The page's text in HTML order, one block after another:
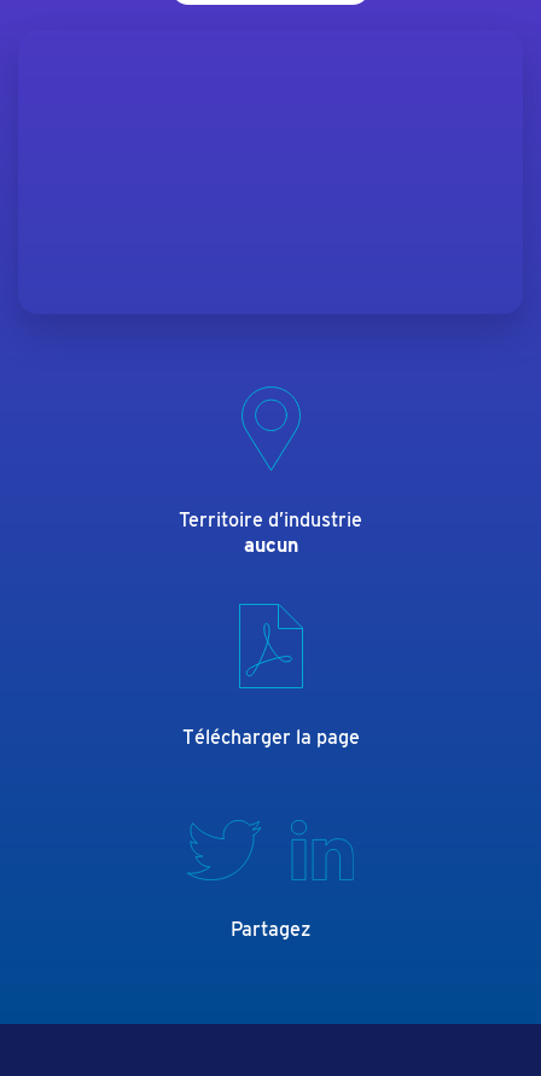
Territoire d’industrie
aucun
Télécharger la page
Partagez